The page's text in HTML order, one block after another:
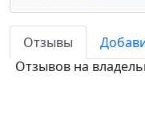
Отзывы
Отзывов на